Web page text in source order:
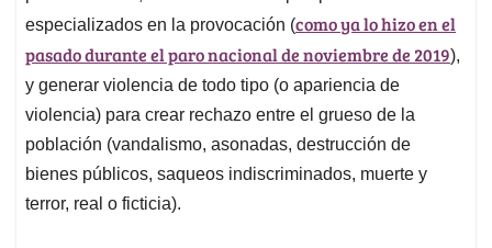
especializados en la provocación (como ya lo hizo en el
pasado durante el paro nacional de noviembre de 2019),
y generar violencia de todo tipo (o apariencia de
violencia) para crear rechazo entre el grueso de la
población (vandalismo, asonadas, destrucción de
bienes públicos, saqueos indiscriminados, muerte y
terror, real o ficticia).